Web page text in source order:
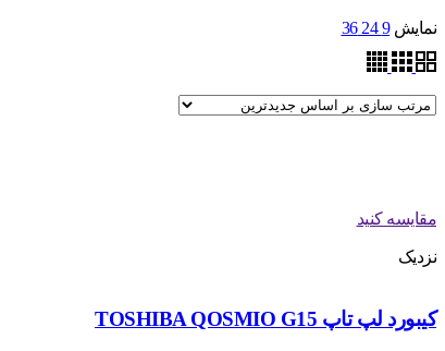
نمایش 9
24
36
مقایسه کنید
نزدیک
کیبورد لپ تاپ TOSHIBA QOSMIO G15